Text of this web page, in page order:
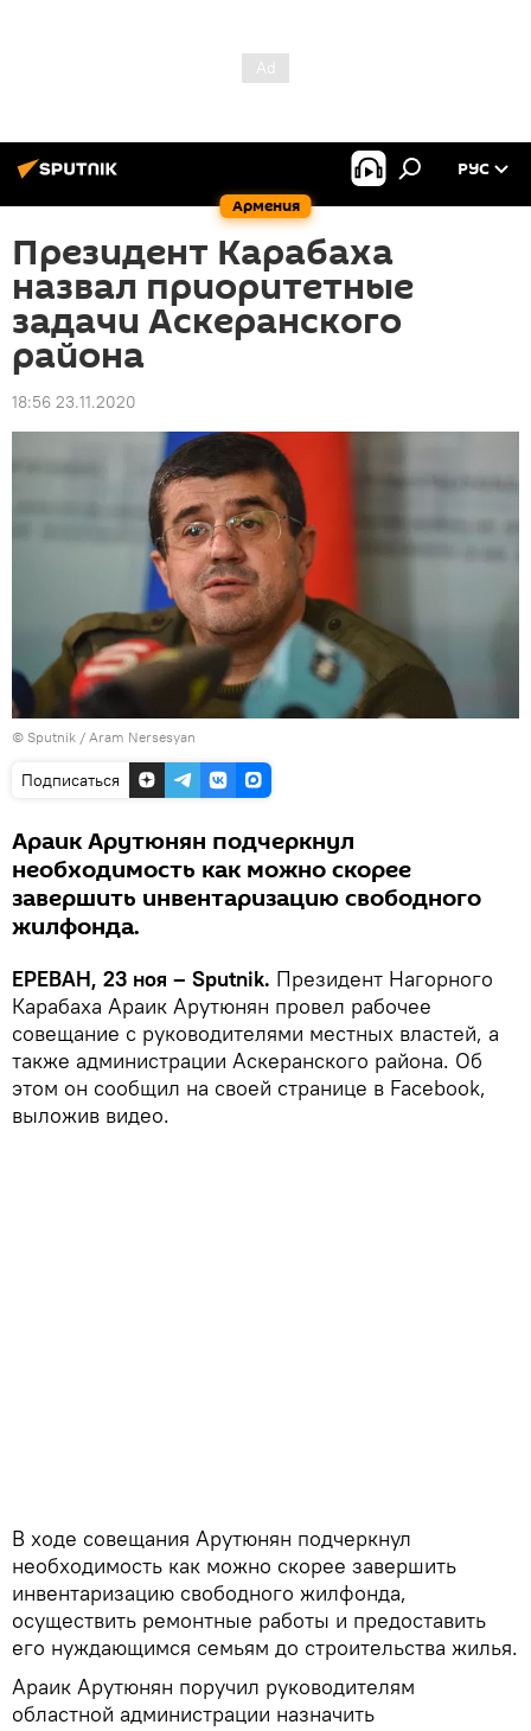
Армения
РУС
Президент Карабаха
назвал приоритетные
задачи Аскеранского
района
18:56 23.11.2020
© Sputnik / Aram Nersesyan
Подписаться
Араик Арутюнян подчеркнул
необходимость как можно скорее
завершить инвентаризацию свободного
жилфонда.
ЕРЕВАН, 23 ноя – Sputnik. Президент Нагорного
Карабаха Араик Арутюнян провел рабочее
совещание с руководителями местных властей, а
также администрации Аскеранского района. Об
этом он сообщил на своей странице в Facebook,
выложив видео.
В ходе совещания Арутюнян подчеркнул
необходимость как можно скорее завершить
инвентаризацию свободного жилфонда,
осуществить ремонтные работы и предоставить
его нуждающимся семьям до строительства жилья.
Араик Арутюнян поручил руководителям
областной администрации назначить